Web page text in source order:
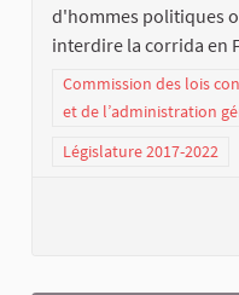
d'hommes politiques
interdire la corrida en
Commission des lois
et de l’administration
Législature 2017-2022